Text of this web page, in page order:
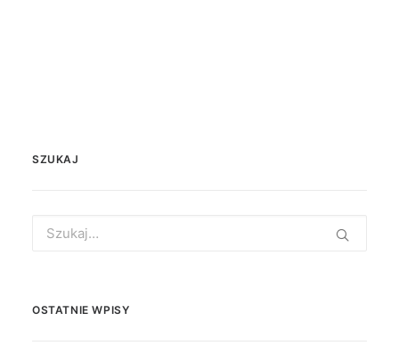
SZUKAJ
for:
OSTATNIE WPISY